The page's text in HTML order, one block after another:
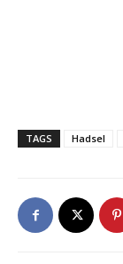
TAGS Hadsel